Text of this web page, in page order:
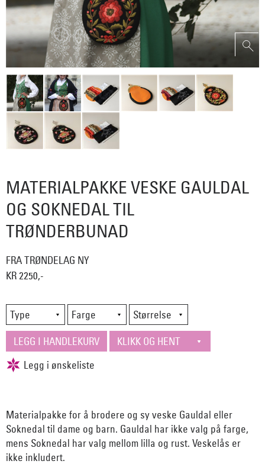
MATERIALPAKKE VESKE GAULDAL
OG SOKNEDAL TIL
TRØNDERBUNAD
FRA TRØNDELAG NY
KR 2250,-
Materialpakke for å brodere og sy veske Gauldal eller
Soknedal til dame og barn. Gauldal har ikke valg på farge,
mens Soknedal har valg mellom lilla og rust. Veskelås er
ikke inkludert.